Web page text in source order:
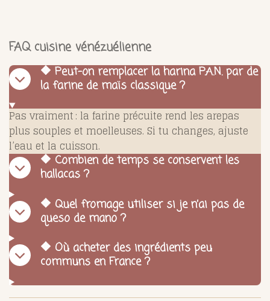
FAQ cuisine vénézuélienne
🔶 Peut-on remplacer la harina P.A.N. par de
la farine de maïs classique ?
Pas vraiment : la farine précuite rend les arepas
plus souples et moelleuses. Si tu changes, ajuste
l’eau et la cuisson.
🔶 Combien de temps se conservent les
hallacas ?
🔶 Quel fromage utiliser si je n’ai pas de
queso de mano ?
🔶 Où acheter des ingrédients peu
communs en France ?